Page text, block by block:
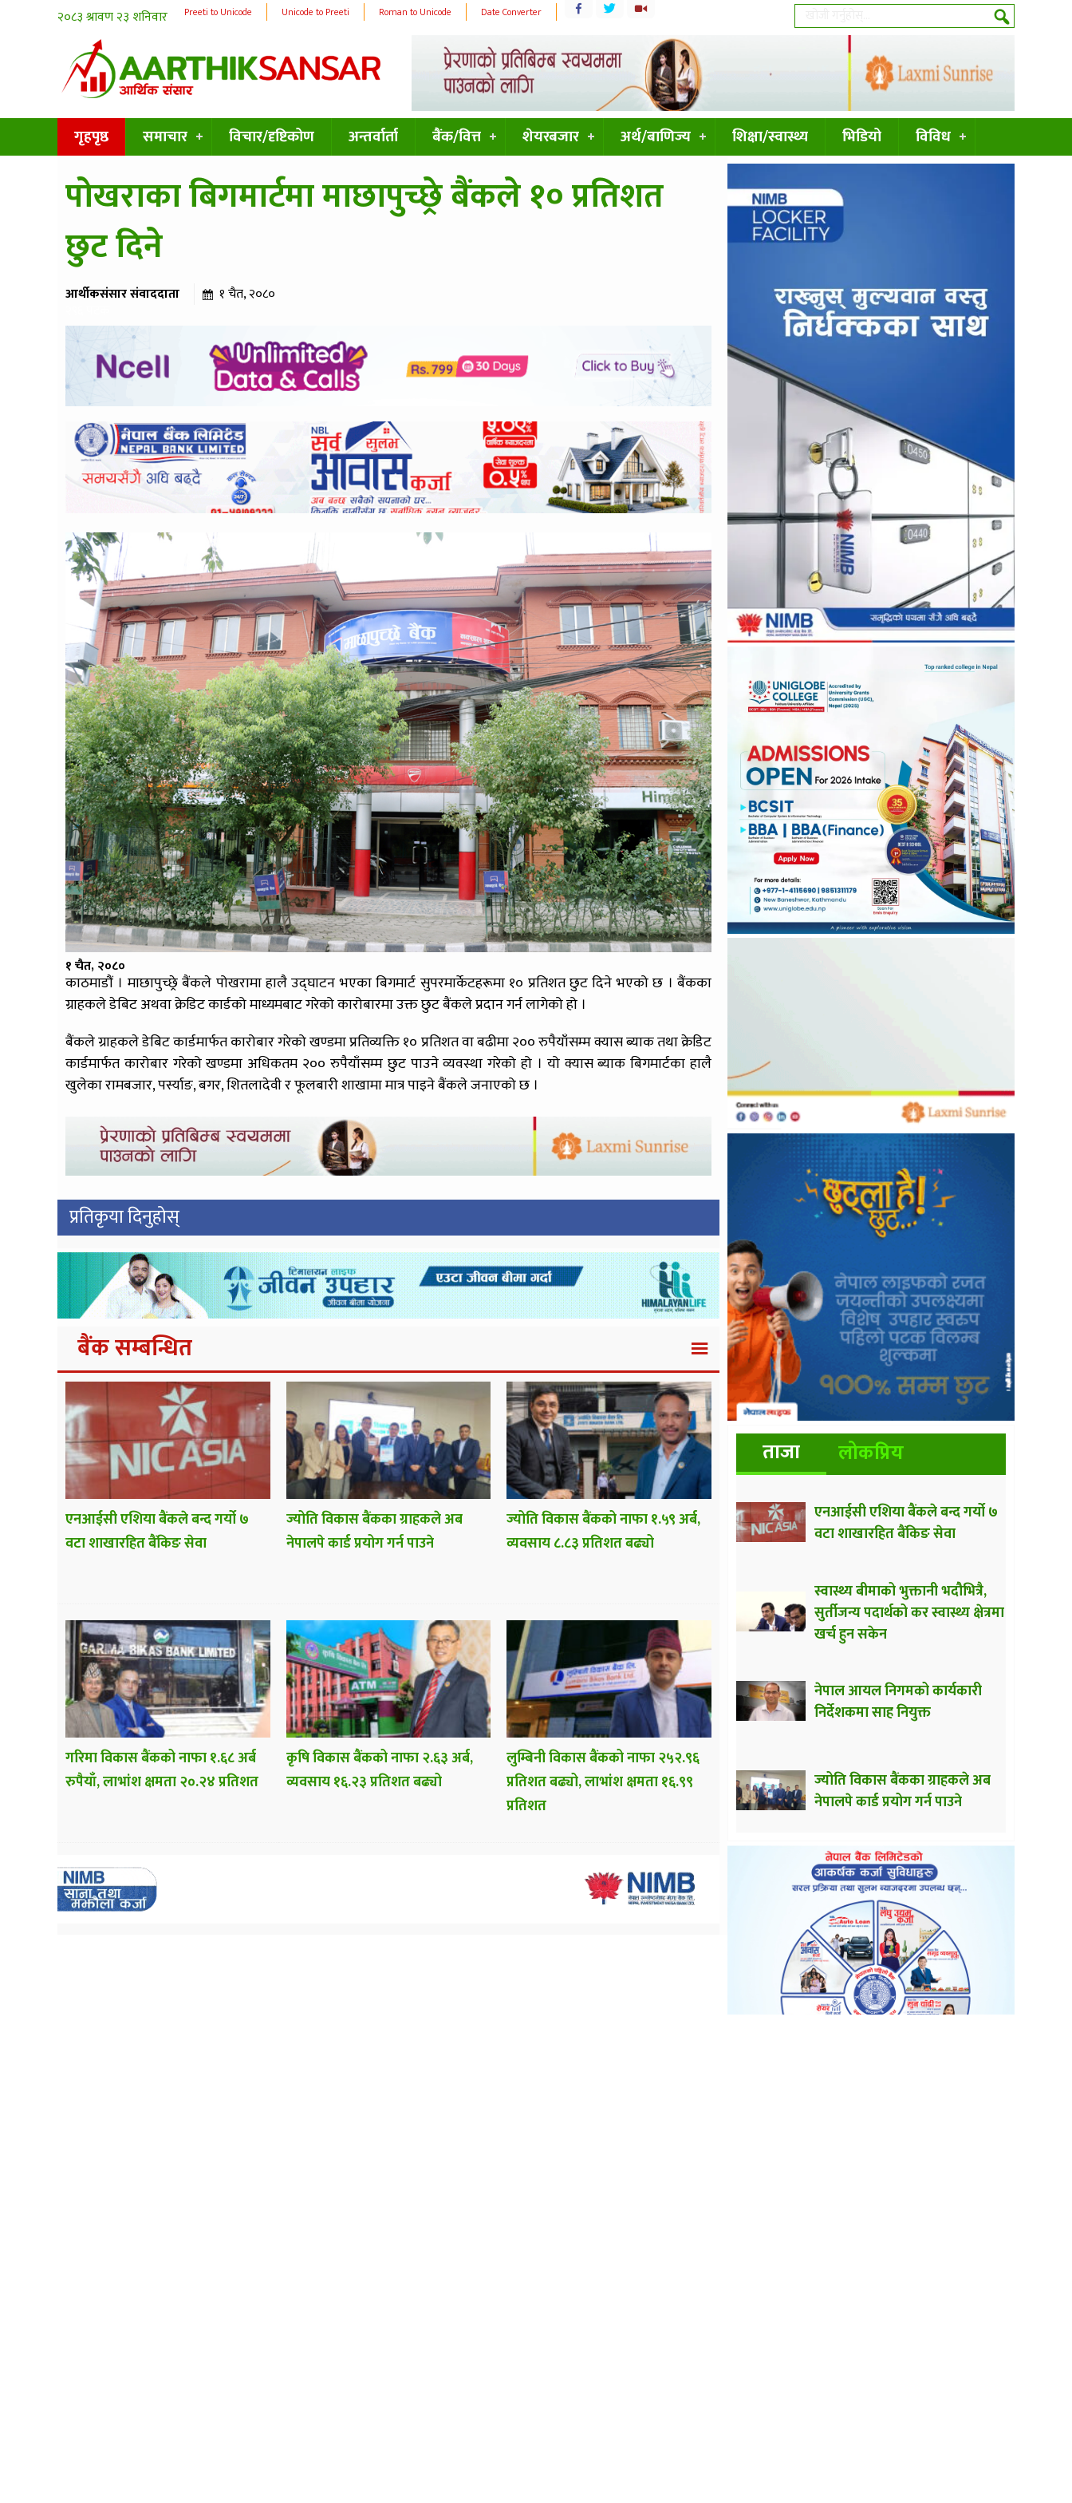
Preeti to Unicode Unicode to Preeti Roman to Unicode Date Converter
गृहपृष्ठ समाचार विचार/दृष्टिकोण अन्तर्वार्ता बैंक/वित्त शेयरबजार अर्थ/बाणिज्य शिक्षा/स्वास्थ्य भिडियो विविध
पोखराका बिगमार्टमा माछापुच्छ्रे बैंकले १० प्रतिशत
छुट दिने
आर्थीकसंसार संवाददाता १ चैत, २०८०
१ चैत, २०८०
काठमाडौं । माछापुच्छ्रे बैंकले पोखरामा हालै उद्घाटन भएका बिगमार्ट सुपरमार्केटहरूमा १० प्रतिशत छुट दिने भएको छ । बैंकका
ग्राहकले डेबिट अथवा क्रेडिट कार्डको माध्यमबाट गरेको कारोबारमा उक्त छुट बैंकले प्रदान गर्न लागेको हो ।
बैंकले ग्राहकले डेबिट कार्डमार्फत कारोबार गरेको खण्डमा प्रतिव्यक्ति १० प्रतिशत वा बढीमा २०० रुपैयाँसम्म क्यास ब्याक तथा क्रेडिट
कार्डमार्फत कारोबार गरेको खण्डमा अधिकतम २०० रुपैयाँसम्म छुट पाउने व्यवस्था गरेको हो । यो क्यास ब्याक बिगमार्टका हालै
खुलेका रामबजार, पर्स्याङ, बगर, शितलादेवी र फूलबारी शाखामा मात्र पाइने बैंकले जनाएको छ ।
प्रतिकृया दिनुहोस्
बैंक सम्बन्धित
एनआईसी एशिया बैंकले बन्द गर्यो ७
वटा शाखारहित बैंकिङ सेवा
ज्योति विकास बैंकका ग्राहकले अब
नेपालपे कार्ड प्रयोग गर्न पाउने
ज्योति विकास बैंकको नाफा १.५९ अर्ब,
व्यवसाय ८.८३ प्रतिशत बढ्यो
गरिमा विकास बैंकको नाफा १.६८ अर्ब
रुपैयाँ, लाभांश क्षमता २०.२४ प्रतिशत
कृषि विकास बैंकको नाफा २.६३ अर्ब,
व्यवसाय १६.२३ प्रतिशत बढ्यो
लुम्बिनी विकास बैंकको नाफा २५२.९६
प्रतिशत बढ्यो, लाभांश क्षमता १६.९९
प्रतिशत
ताजा लोकप्रिय
एनआईसी एशिया बैंकले बन्द गर्यो ७
वटा शाखारहित बैंकिङ सेवा
स्वास्थ्य बीमाको भुक्तानी भदौभित्रै,
सुर्तीजन्य पदार्थको कर स्वास्थ्य क्षेत्रमा
खर्च हुन सकेन
नेपाल आयल निगमको कार्यकारी
निर्देशकमा साह नियुक्त
ज्योति विकास बैंकका ग्राहकले अब
नेपालपे कार्ड प्रयोग गर्न पाउने